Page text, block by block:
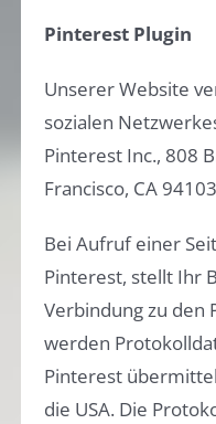
Pinterest Plugin
Unserer Website
sozialen
Pinterest Inc., 808
Francisco, CA
Bei Aufruf einer
Pinterest, stellt Ihr
Verbindung zu den
werden
Pinterest
die USA. Die